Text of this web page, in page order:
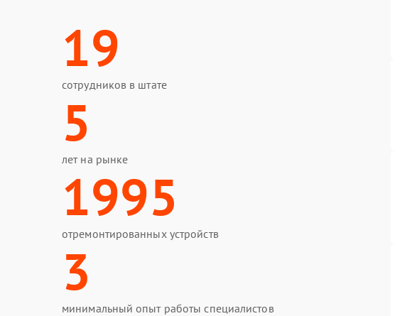
19
сотрудников в штате
5
лет на рынке
1995
отремонтированных устройств
3
минимальный опыт работы специалистов